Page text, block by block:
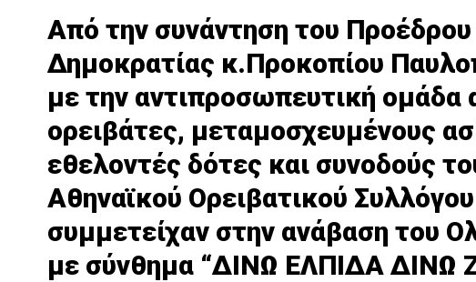
Από την συνάντηση του Προέδρου
Δημοκρατίας κ.Προκοπίου
με την αντιπροσωπευτική ομάδα
ορειβάτες, μεταμοσχευμένους
εθελοντές δότες και συνοδούς
Αθηναϊκού Ορειβατικού
συμμετείχαν στην ανάβαση του
με σύνθημα “ΔΙΝΩ ΕΛΠΙΔΑ ΔΙΝΩ